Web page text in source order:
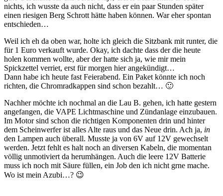
nichts, ich wusste da auch nicht, dass er ein paar Stunden später
einen riesigen Berg Schrott hätte haben können. War eher spontan
entschieden…
Weil ich eh da oben war, holte ich gleich die Sitzbank mit runter, die
für 1 Euro verkauft wurde. Okay, ich dachte dass der die heute
holen kommen wollte, aber der hatte sich ja, wie mir mein
Spickzettel verriet, erst für morgen hier angekündigt…
Dann habe ich heute fast Feierabend. Ein Paket könnte ich noch
richten, die Chromradkappen sind schon bezahlt… 🙂
Nachher möchte ich nochmal an die Lau B. gehen, ich hatte gestern
angefangen, die VAPE Lichtmaschine und Zündanlage einzubauen.
Im Motor sind schon die richtigen Komponenten drin und hinter
dem Scheinwerfer ist alles Alte raus und das Neue drin. Ach ja, in
den Lampen auch überall. Musste ja von 6V auf 12V gewechselt
werden. Jetzt fehlt es halt noch an diversen Kabeln, die momentan
völlig unmotiviert da herumhängen. Auch die leere 12V Batterie
muss ich noch mit Säure füllen, ein Job den ich nicht grne mache.
Wo ist mein Azubi…? 😉